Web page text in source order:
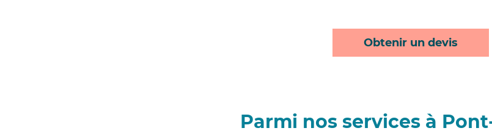
Obtenir un devis
Parmi nos services à